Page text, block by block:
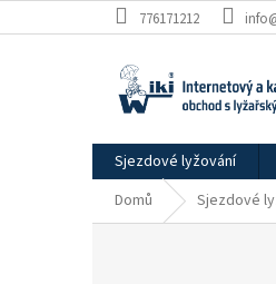
na
776171212
Sjezdové lyžování
Domů
Sjezdové